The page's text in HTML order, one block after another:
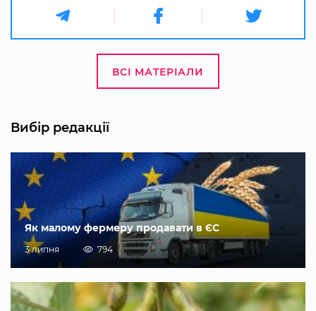
ВСІ МАТЕРІАЛИ
Вибір редакції
Як малому фермеру продавати в ЄС
3 липня 794